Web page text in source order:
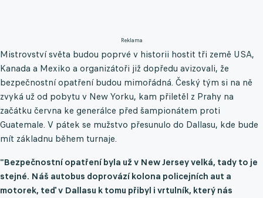
Reklama
Mistrovství světa budou poprvé v historii hostit tři země USA,
Kanada a Mexiko a organizátoři již dopředu avizovali, že
bezpečnostní opatření budou mimořádná. Český tým si na ně
zvyká už od pobytu v New Yorku, kam přiletěl z Prahy na
začátku června ke generálce před šampionátem proti
Guatemale. V pátek se mužstvo přesunulo do Dallasu, kde bude
mít základnu během turnaje.
"Bezpečnostní opatření byla už v New Jersey velká, tady to je
stejné. Náš autobus doprovází kolona policejních aut a
motorek, teď v Dallasu k tomu přibyl i vrtulník, který nás